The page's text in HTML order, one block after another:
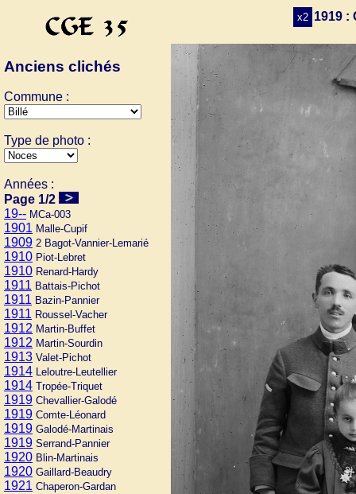
Anciens clichés
Commune :
Type de photo :
Années :
Page 1/2
19-- MCa-003
1901 Malle-Cupif
1909 2 Bagot-Vannier-Lemarié
1910 Piot-Lebret
1910 Renard-Hardy
1911 Battais-Pichot
1911 Bazin-Pannier
1911 Roussel-Vacher
1912 Martin-Buffet
1912 Martin-Sourdin
1913 Valet-Pichot
1914 Leloutre-Leutellier
1914 Tropée-Triquet
1919 Chevallier-Galodé
1919 Comte-Léonard
1919 Galodé-Martinais
1919 Serrand-Pannier
1920 Blin-Martinais
1920 Gaillard-Beaudry
1921 Chaperon-Gardan
x2 1919 :